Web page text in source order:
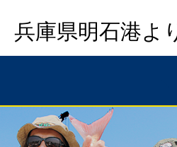
兵庫県明石港よ